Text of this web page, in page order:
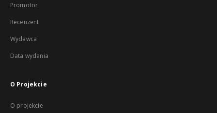
Promotor
Recenzent
Wydawca
Data wydania
O Projekcie
O projekcie